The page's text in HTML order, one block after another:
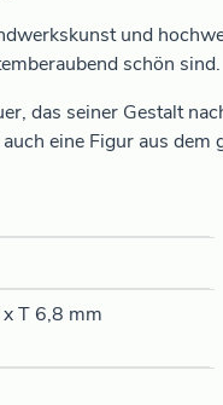
und
schön sind.
das seiner Gestalt
eine Figur aus dem
T 6,8 mm